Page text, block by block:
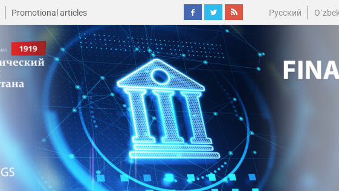
Promotional articles Русский